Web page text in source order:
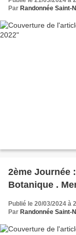
Par Randonnée Saint-
2ème Journée
Botanique .
Publié le 20/03/2024 à
Par Randonnée Saint-